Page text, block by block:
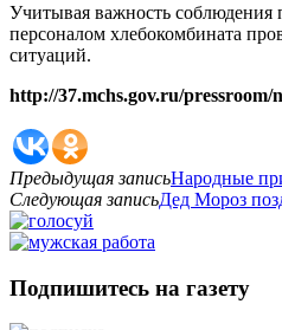
Учитывая важность соблюдения
персоналом хлебокомбината
ситуаций.
http://37.mchs.gov.ru/pressroom/
Предыдущая записьНародные
Следующая записьДед Мороз
Подпишитесь на газету